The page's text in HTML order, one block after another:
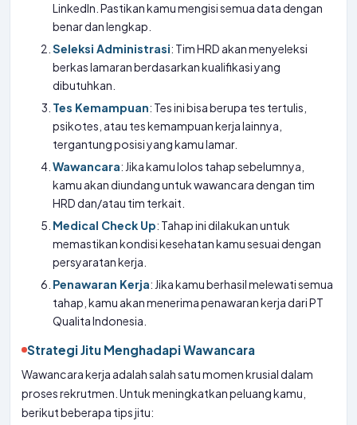
LinkedIn. Pastikan kamu mengisi semua data dengan
benar dan lengkap.
Seleksi Administrasi: Tim HRD akan menyeleksi
berkas lamaran berdasarkan kualifikasi yang
dibutuhkan.
Tes Kemampuan: Tes ini bisa berupa tes tertulis,
psikotes, atau tes kemampuan kerja lainnya,
tergantung posisi yang kamu lamar.
Wawancara: Jika kamu lolos tahap sebelumnya,
kamu akan diundang untuk wawancara dengan tim
HRD dan/atau tim terkait.
Medical Check Up: Tahap ini dilakukan untuk
memastikan kondisi kesehatan kamu sesuai dengan
persyaratan kerja.
Penawaran Kerja: Jika kamu berhasil melewati semua
tahap, kamu akan menerima penawaran kerja dari PT
Qualita Indonesia.
Strategi Jitu Menghadapi Wawancara
Wawancara kerja adalah salah satu momen krusial dalam
proses rekrutmen. Untuk meningkatkan peluang kamu,
berikut beberapa tips jitu: